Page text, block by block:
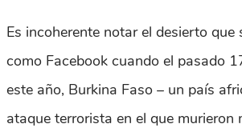
Es incoherente notar el desierto que
como Facebook cuando el pasado
este año, Burkina Faso – un país
ataque terrorista en el que murieron